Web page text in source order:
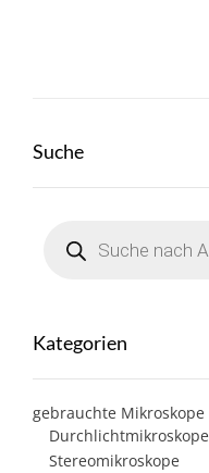
Suche
search
Kategorien
gebrauchte Mikroskope
Durchlichtmikroskope
Stereomikroskope